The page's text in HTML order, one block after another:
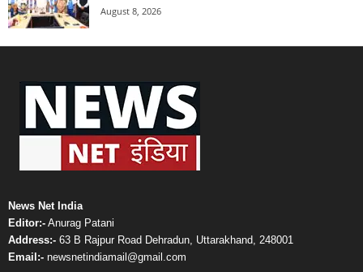
August 8, 2026
News Net India
Editor:- Anurag Patani
Address:- 63 B Rajpur Road Dehradun, Uttarakhand, 248001
Email:- newsnetindiamail@gmail.com